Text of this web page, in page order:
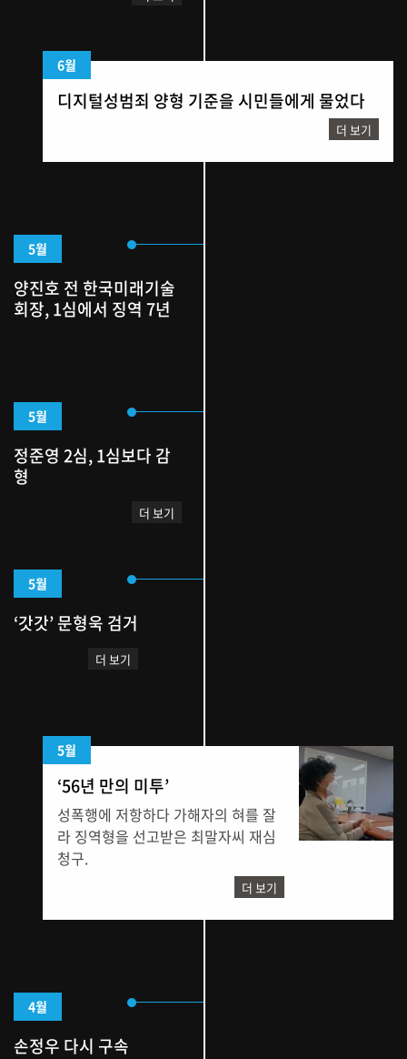
6월
디지털성범죄 양형 기준을 시민들에게 물었다
더 보기
5월
양진호 전 한국미래기술
회장, 1심에서 징역 7년
5월
정준영 2심, 1심보다 감
형
더 보기
5월
‘갓갓’ 문형욱 검거
더 보기
5월
‘56년 만의 미투’
성폭행에 저항하다 가해자의 혀를 잘
라 징역형을 선고받은 최말자씨 재심
청구.
더 보기
4월
손정우 다시 구속